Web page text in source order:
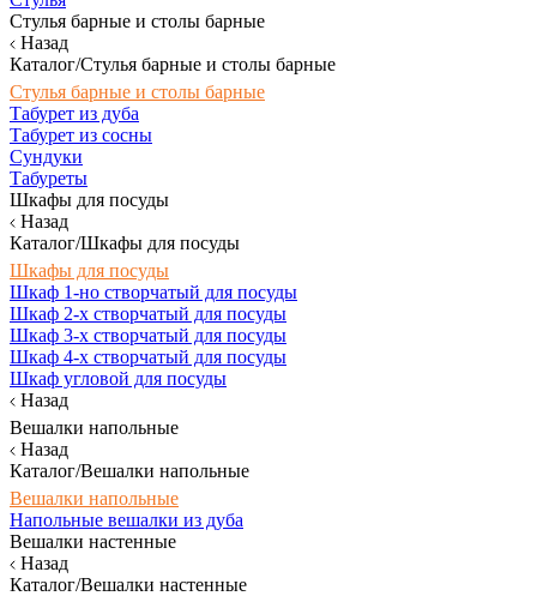
Стулья барные и столы барные
Назад
Каталог/Стулья барные и столы барные
Стулья барные и столы барные
Табурет из дуба
Табурет из сосны
Сундуки
Табуреты
Шкафы для посуды
Назад
Каталог/Шкафы для посуды
Шкафы для посуды
Шкаф 1-но створчатый для посуды
Шкаф 2-х створчатый для посуды
Шкаф 3-х створчатый для посуды
Шкаф 4-х створчатый для посуды
Шкаф угловой для посуды
Назад
Вешалки напольные
Назад
Каталог/Вешалки напольные
Вешалки напольные
Напольные вешалки из дуба
Вешалки настенные
Назад
Каталог/Вешалки настенные